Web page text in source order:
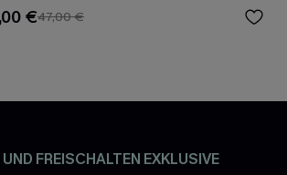
€47,00 €
FREISCHALTEN EXKLUSIVE